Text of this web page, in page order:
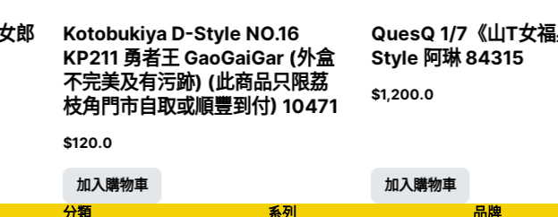
郎
Kotobukiya D-Style NO.16
KP211 勇者王 GaoGaiGar (外盒
不完美及有污跡) (此商品只限荔
枝角門市自取或順豐到付) 10471
$120.0
加入購物車
QuesQ 1/7《山T女
Style 阿琳 84315
$1,200.0
加入購物車
分類
系列 品牌